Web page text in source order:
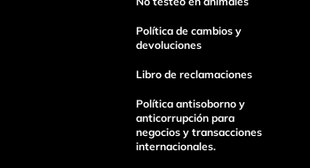
Política de cambios y
devoluciones
Libro de reclamaciones
Política antisoborno y
anticorrupción para
negocios y transacciones
internacionales.